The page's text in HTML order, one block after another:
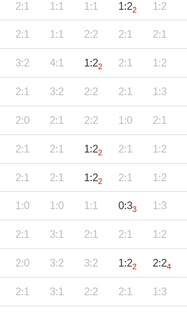
2:1 1:1 1:1 1:22 1:2
2:1 1:1 2:2 2:1 2:1
3:2 4:1 1:22 2:1 1:2
2:1 3:2 2:2 2:1 1:3
2:0 2:1 2:2 1:0 2:1
2:1 2:1 1:22 2:1 1:2
2:1 2:1 1:22 2:1 1:2
1:0 1:0 1:1 0:33 1:3
2:1 3:1 2:1 2:1 1:2
2:0 3:2 3:2 1:22 2:24
2:1 3:1 2:2 2:1 1:3